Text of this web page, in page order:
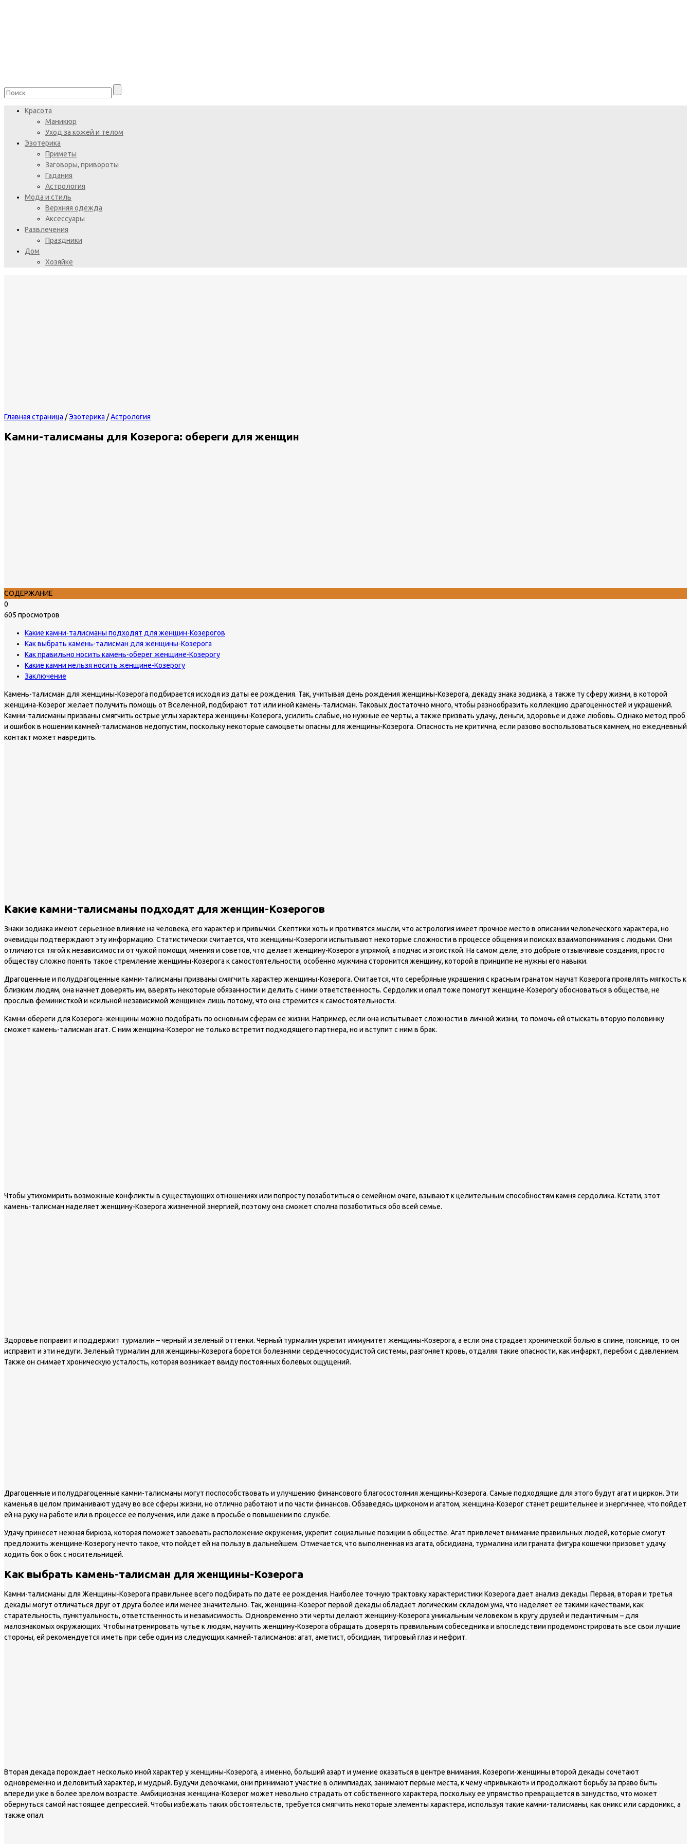
Красота
Маникюр
Уход за кожей и телом
Эзотерика
Приметы
Заговоры, привороты
Гадания
Астрология
Мода и стиль
Верхняя одежда
Аксессуары
Развлечения
Праздники
Дом
Хозяйке
Главная страница /Эзотерика /Астрология
Камни-талисманы для Козерога: обереги для женщин
СОДЕРЖАНИЕ
0
605 просмотров
Какие камни-талисманы подходят для женщин-Козерогов
Как выбрать камень-талисман для женщины-Козерога
Как правильно носить камень-оберег женщине-Козерогу
Какие камни нельзя носить женщине-Козерогу
Заключение
Камень-талисман для женщины-Козерога подбирается исходя из даты ее рождения. Так, учитывая день рождения женщины-Козерога, декаду знака зодиака, а также ту сферу жизни, в которой
женщина-Козерог желает получить помощь от Вселенной, подбирают тот или иной камень-талисман. Таковых достаточно много, чтобы разнообразить коллекцию драгоценностей и украшений.
Камни-талисманы призваны смягчить острые углы характера женщины-Козерога, усилить слабые, но нужные ее черты, а также призвать удачу, деньги, здоровье и даже любовь. Однако метод проб
и ошибок в ношении камней-талисманов недопустим, поскольку некоторые самоцветы опасны для женщины-Козерога. Опасность не критична, если разово воспользоваться камнем, но ежедневный
контакт может навредить.
Какие камни-талисманы подходят для женщин-Козерогов
Знаки зодиака имеют серьезное влияние на человека, его характер и привычки. Скептики хоть и противятся мысли, что астрология имеет прочное место в описании человеческого характера, но
очевидцы подтверждают эту информацию. Статистически считается, что женщины-Козероги испытывают некоторые сложности в процессе общения и поисках взаимопонимания с людьми. Они
отличаются тягой к независимости от чужой помощи, мнения и советов, что делает женщину-Козерога упрямой, а подчас и эгоисткой. На самом деле, это добрые отзывчивые создания, просто
обществу сложно понять такое стремление женщины-Козерога к самостоятельности, особенно мужчина сторонится женщину, которой в принципе не нужны его навыки.
Драгоценные и полудрагоценные камни-талисманы призваны смягчить характер женщины-Козерога. Считается, что серебряные украшения с красным гранатом научат Козерога проявлять мягкость к
близким людям, она начнет доверять им, вверять некоторые обязанности и делить с ними ответственность. Сердолик и опал тоже помогут женщине-Козерогу обосноваться в обществе, не
прослыв феминисткой и «сильной независимой женщине» лишь потому, что она стремится к самостоятельности.
Камни-обереги для Козерога-женщины можно подобрать по основным сферам ее жизни. Например, если она испытывает сложности в личной жизни, то помочь ей отыскать вторую половинку
сможет камень-талисман агат. С ним женщина-Козерог не только встретит подходящего партнера, но и вступит с ним в брак.
Чтобы утихомирить возможные конфликты в существующих отношениях или попросту позаботиться о семейном очаге, взывают к целительным способностям камня сердолика. Кстати, этот
камень-талисман наделяет женщину-Козерога жизненной энергией, поэтому она сможет сполна позаботиться обо всей семье.
Здоровье поправит и поддержит турмалин – черный и зеленый оттенки. Черный турмалин укрепит иммунитет женщины-Козерога, а если она страдает хронической болью в спине, пояснице, то он
исправит и эти недуги. Зеленый турмалин для женщины-Козерога борется болезнями сердечнососудистой системы, разгоняет кровь, отдаляя такие опасности, как инфаркт, перебои с давлением.
Также он снимает хроническую усталость, которая возникает ввиду постоянных болевых ощущений.
Драгоценные и полудрагоценные камни-талисманы могут поспособствовать и улучшению финансового благосостояния женщины-Козерога. Самые подходящие для этого будут агат и циркон. Эти
каменья в целом приманивают удачу во все сферы жизни, но отлично работают и по части финансов. Обзаведясь цирконом и агатом, женщина-Козерог станет решительнее и энергичнее, что пойдет
ей на руку на работе или в процессе ее получения, или даже в просьбе о повышении по службе.
Удачу принесет нежная бирюза, которая поможет завоевать расположение окружения, укрепит социальные позиции в обществе. Агат привлечет внимание правильных людей, которые смогут
предложить женщине-Козерогу нечто такое, что пойдет ей на пользу в дальнейшем. Отмечается, что выполненная из агата, обсидиана, турмалина или граната фигура кошечки призовет удачу
ходить бок о бок с носительницей.
Как выбрать камень-талисман для женщины-Козерога
Камни-талисманы для Женщины-Козерога правильнее всего подбирать по дате ее рождения. Наиболее точную трактовку характеристики Козерога дает анализ декады. Первая, вторая и третья
декады могут отличаться друг от друга более или менее значительно. Так, женщина-Козерог первой декады обладает логическим складом ума, что наделяет ее такими качествами, как
старательность, пунктуальность, ответственность и независимость. Одновременно эти черты делают женщину-Козерога уникальным человеком в кругу друзей и педантичным – для
малознакомых окружающих. Чтобы натренировать чутье к людям, научить женщину-Козерога обращать доверять правильным собеседника и впоследствии продемонстрировать все свои лучшие
стороны, ей рекомендуется иметь при себе один из следующих камней-талисманов: агат, аметист, обсидиан, тигровый глаз и нефрит.
Вторая декада порождает несколько иной характер у женщины-Козерога, а именно, больший азарт и умение оказаться в центре внимания. Козероги-женщины второй декады сочетают
одновременно и деловитый характер, и мудрый. Будучи девочками, они принимают участие в олимпиадах, занимают первые места, к чему «привыкают» и продолжают борьбу за право быть
впереди уже в более зрелом возрасте. Амбициозная женщина-Козерог может невольно страдать от собственного характера, поскольку ее упрямство превращается в занудство, что может
обернуться самой настоящее депрессией. Чтобы избежать таких обстоятельств, требуется смягчить некоторые элементы характера, используя такие камни-талисманы, как оникс или сардоникс, а
также опал.